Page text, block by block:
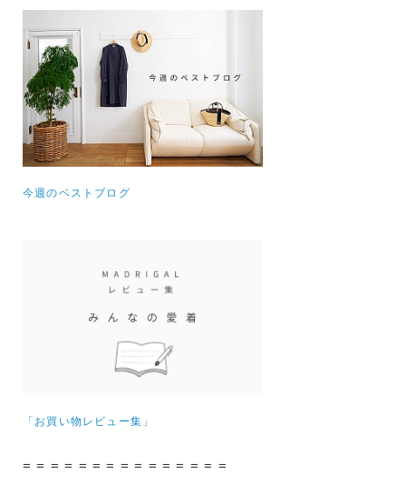
今週のベストブログ
「お買い物レビュー集」
= = = = = = = = = = = = = = =